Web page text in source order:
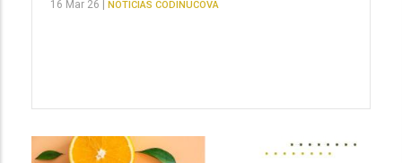
16 Mar 26 | NOTICIAS CODINUCOVA